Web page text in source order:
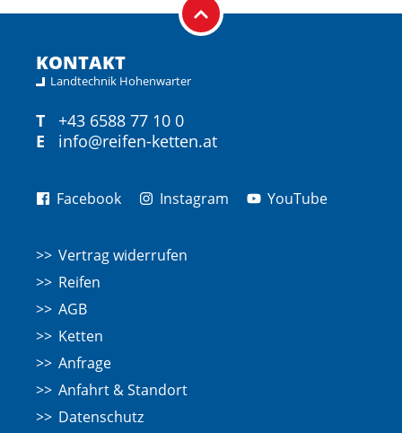
KONTAKT
Landtechnik Hohenwarter
T
+43 6588 77 10 0
E
info@reifen-ketten.at
Facebook Instagram YouTube
Vertrag widerrufen
Reifen
AGB
Ketten
Anfrage
Anfahrt & Standort
Datenschutz